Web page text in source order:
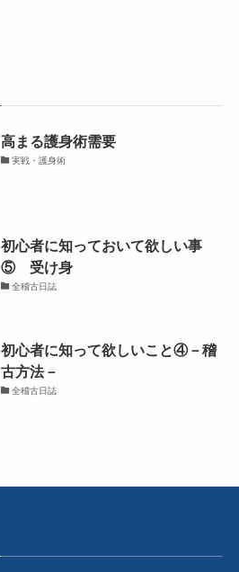
高まる護身術需要
実戦・護身術
初心者に知っておいて欲しい事
⑤ 受け身
全稽古日誌
初心者に知って欲しいこと④－稽
古方法－
全稽古日誌